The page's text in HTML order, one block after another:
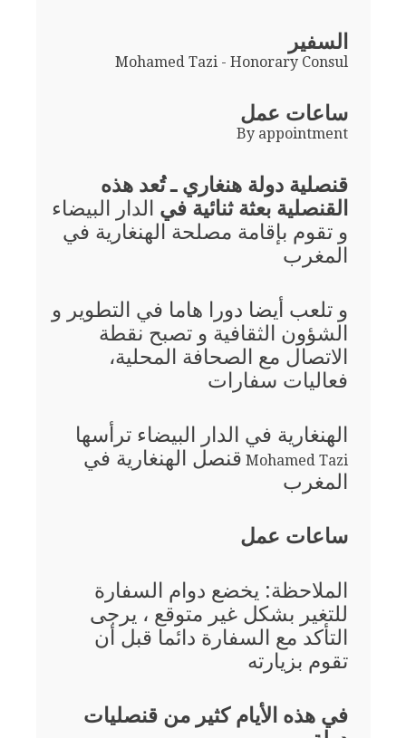
السفير
Mohamed Tazi - Honorary Consul
ساعات عمل
By appointment
قنصلية دولة هنغاري ـ تُعد هذه
القنصلية بعثة ثنائية في الدار البيضاء
و تقوم بإقامة مصلحة الهنغارية في
المغرب
و تلعب أيضا دورا هاما في التطوير و
الشؤون الثقافية و تصبح نقطة
الاتصال مع الصحافة المحلية،
فعاليات سفارات
الهنغارية في الدار البيضاء ترأسها
Mohamed Tazi قنصل الهنغارية في
المغرب
ساعات عمل
الملاحظة: يخضع دوام السفارة
للتغير بشكل غير متوقع ، يرجى
التأكد مع السفارة دائما قبل أن
تقوم بزيارته
في هذه الأيام كثير من قنصليات